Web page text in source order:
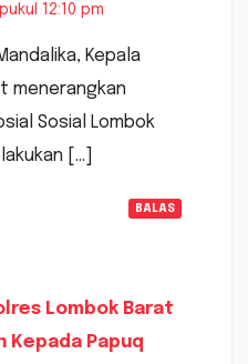
12:10 pm
Kepala
menerangkan
Sosial Lombok
[…]
BALAS
Lombok Barat
Kepada Papuq